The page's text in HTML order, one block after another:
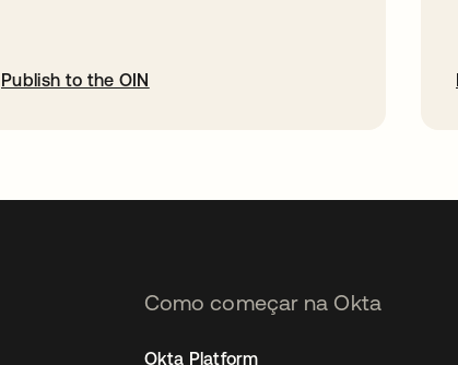
Publish to the OIN
Como começar na Okta
Okta Platform